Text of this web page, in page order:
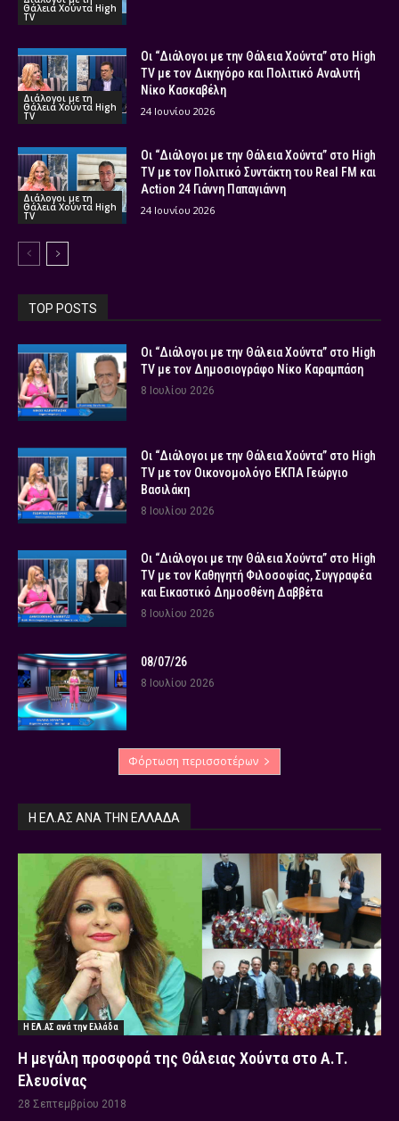
Θάλεια Χούντα High
TV
Διάλογοι με τη
Θάλεια Χούντα High
TV
Οι “Διάλογοι με την Θάλεια Χούντα” στο High
TV με τον Δικηγόρο και Πολιτικό Αναλυτή
Νίκο Κασκαβέλη
24 Ιουνίου 2026
Διάλογοι με τη
Θάλεια Χούντα High
TV
Οι “Διάλογοι με την Θάλεια Χούντα” στο High
TV με τον Πολιτικό Συντάκτη του Real FM και
Action 24 Γιάννη Παπαγιάννη
24 Ιουνίου 2026
TOP POSTS
Οι “Διάλογοι με την Θάλεια Χούντα” στο High
TV με τον Δημοσιογράφο Νίκο Καραμπάση
8 Ιουλίου 2026
Οι “Διάλογοι με την Θάλεια Χούντα” στο High
TV με τον Οικονομολόγο ΕΚΠΑ Γεώργιο
Βασιλάκη
8 Ιουλίου 2026
Οι “Διάλογοι με την Θάλεια Χούντα” στο High
TV με τον Καθηγητή Φιλοσοφίας, Συγγραφέα
και Εικαστικό Δημοσθένη Δαββέτα
8 Ιουλίου 2026
08/07/26
8 Ιουλίου 2026
Φόρτωση περισσοτέρων
Η ΕΛ.ΑΣ ΑΝΆ ΤΗΝ ΕΛΛΆΔΑ
Η ΕΛ.ΑΣ ανά την Ελλάδα
Η μεγάλη προσφορά της Θάλειας Χούντα στο Α.Τ.
Ελευσίνας
28 Σεπτεμβρίου 2018